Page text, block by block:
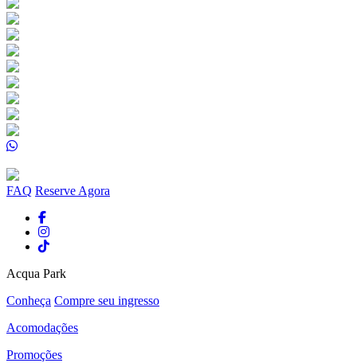
FAQ Reserve Agora
Acqua Park
Conheça Compre seu ingresso
Acomodações
Promoções